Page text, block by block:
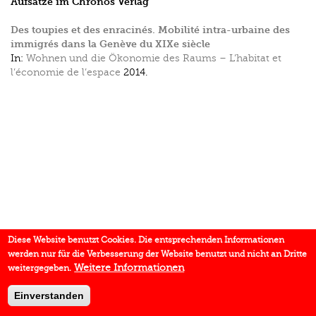
Des toupies et des enracinés. Mobilité intra-urbaine des
immigrés dans la Genève du XIXe siècle
In: Wohnen und die Ökonomie des Raums – L’habitat et
l’économie de l’espace 2014.
Diese Website benutzt Cookies. Die entsprechenden Informationen
werden nur für die Verbesserung der Website benutzt und nicht an Dritte
weitergegeben. Weitere Informationen
Einverstanden